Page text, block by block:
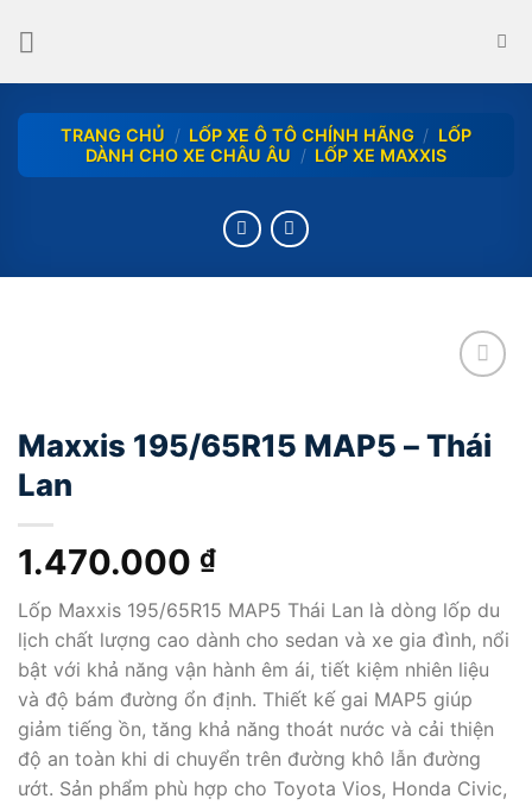
TRANG CHỦ / LỐP XE Ô TÔ CHÍNH HÃNG / LỐP
DÀNH CHO XE CHÂU ÂU / LỐP XE MAXXIS
Maxxis 195/65R15 MAP5 – Thái
Lan
1.470.000 ₫
Lốp Maxxis 195/65R15 MAP5 Thái Lan là dòng lốp du
lịch chất lượng cao dành cho sedan và xe gia đình, nổi
bật với khả năng vận hành êm ái, tiết kiệm nhiên liệu
và độ bám đường ổn định. Thiết kế gai MAP5 giúp
giảm tiếng ồn, tăng khả năng thoát nước và cải thiện
độ an toàn khi di chuyển trên đường khô lẫn đường
ướt. Sản phẩm phù hợp cho Toyota Vios, Honda Civic,